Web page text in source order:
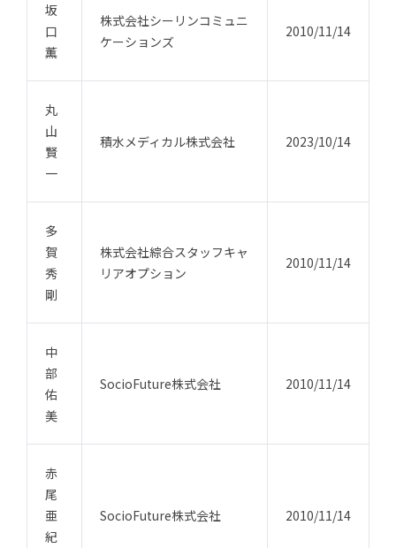
坂
口
薫
株式会社シーリンコミュニ
ケーションズ
2010/11/14
丸
山
賢
一
積水メディカル株式会社 2023/10/14
多
賀
秀
剛
株式会社綜合スタッフキャ
リアオプション
2010/11/14
中
部
佑
美
SocioFuture株式会社 2010/11/14
赤
尾
亜
紀
SocioFuture株式会社 2010/11/14